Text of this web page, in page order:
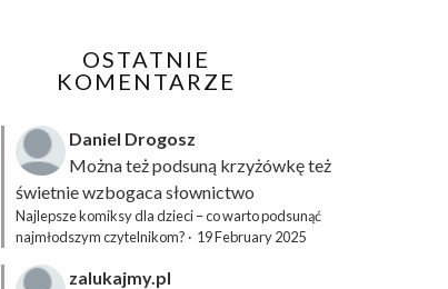
OSTATNIE
KOMENTARZE
Daniel Drogosz
Można też podsuną krzyżówkęteż
świetnie wzbogaca słownictwo
Najlepsze komiksy dla dzieci – co warto podsunąć
najmłodszym czytelnikom? · 19 February 2025
zalukajmy.pl